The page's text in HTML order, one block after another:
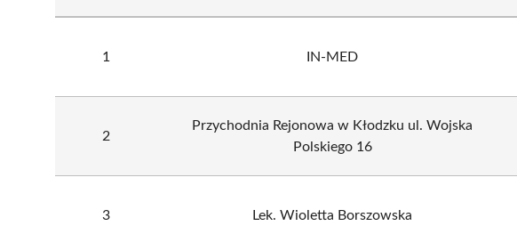
1 IN-MED
2
Przychodnia Rejonowa w Kłodzku ul. Wojska
Polskiego 16
3 Lek. Wioletta Borszowska